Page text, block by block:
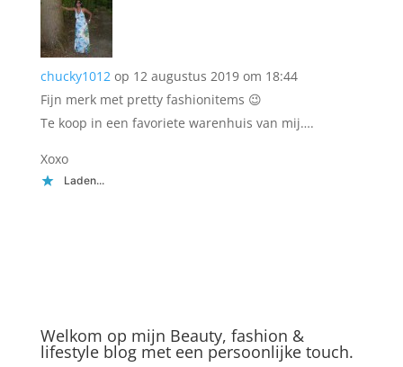
chucky1012 op 12 augustus 2019 om 18:44
Fijn merk met pretty fashionitems 😉
Te koop in een favoriete warenhuis van mij….
Xoxo
Laden...
Welkom op mijn Beauty, fashion &
lifestyle blog met een persoonlijke touch.